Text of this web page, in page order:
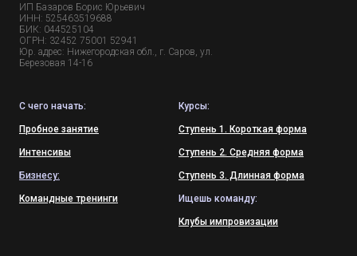
ИП Базаров Борис Юрьевич
ИНН: 525463519688
БИК: 044525104
ОГРН: 32452 75001 52941
Юр. адрес: Нижегородская обл., г. Саров, ул.
Березовая 14-16
С чего начать:
Пробное занятие
Интенсивы
Бизнесу:
Командные тренинги
Курсы:
Ступень 1. Короткая форма
Ступень 2. Средняя форма
Ступень 3. Длинная форма
Ищешь команду:
Клубы импровизации